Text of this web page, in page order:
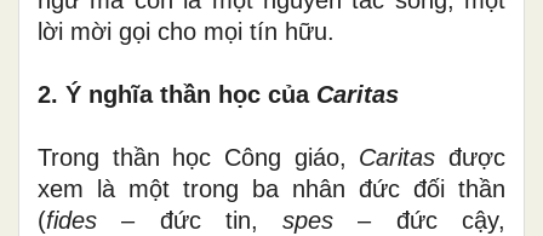
lời mời gọi cho mọi tín hữu.
2. Ý nghĩa thần học của Caritas
Trong thần học Công giáo, Caritas được
xem là một trong ba nhân đức đối thần
(fides – đức tin,spes – đức cậy,